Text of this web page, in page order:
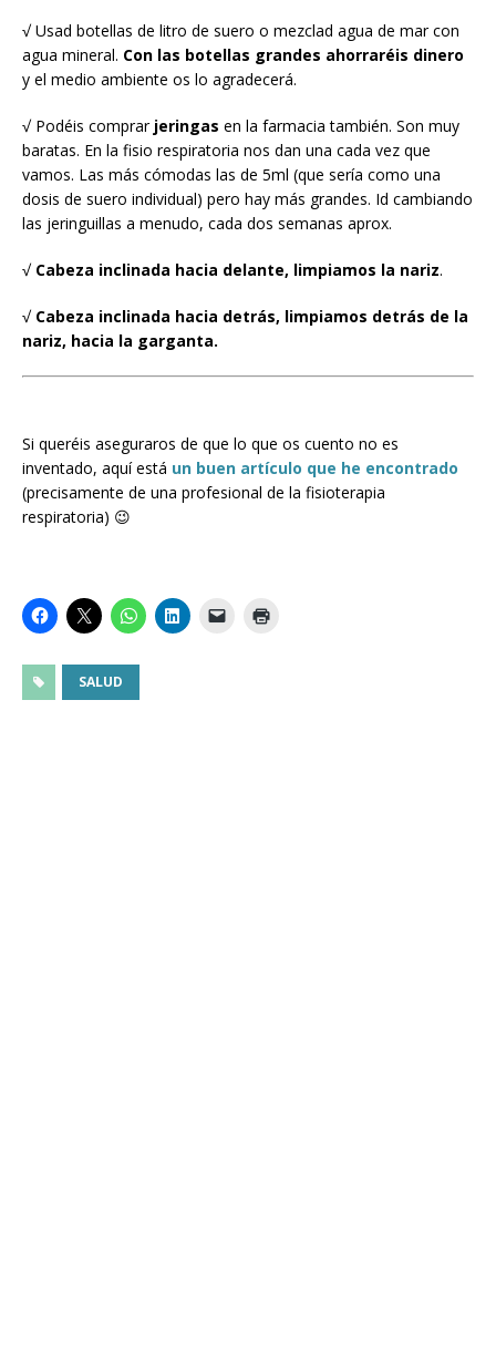
√ Usad botellas de litro de suero o mezclad agua de mar con
agua mineral. Con las botellas grandes ahorraréis dinero
y el medio ambiente os lo agradecerá.
√ Podéis comprar jeringas en la farmacia también. Son muy
baratas. En la fisio respiratoria nos dan una cada vez que
vamos. Las más cómodas las de 5ml (que sería como una
dosis de suero individual) pero hay más grandes. Id cambiando
las jeringuillas a menudo, cada dos semanas aprox.
√ Cabeza inclinada hacia delante, limpiamos la nariz.
√ Cabeza inclinada hacia detrás, limpiamos detrás de la
nariz, hacia la garganta.
Si queréis aseguraros de que lo que os cuento no es
inventado, aquí está un buen artículo que he encontrado
(precisamente de una profesional de la fisioterapia
respiratoria) 😉
SALUD